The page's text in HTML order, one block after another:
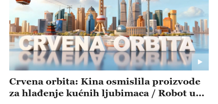
Crvena orbita: Kina osmislila proizvode
za hlađenje kućnih ljubimaca / Robot u